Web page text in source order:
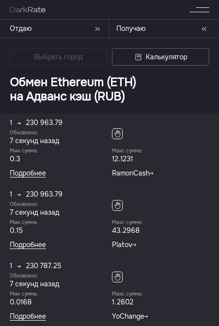
Отдаю Получаю
Выбрать город Калькулятор
Обмен Ethereum (ETH)
на Адванс кэш (RUB)
1 230 963.79
Обновлено:
7 секунд назад
Мин сумма:
0.3
Макс сумма:
12.1231
Подробнее
RamonCash
1 230 963.79
Обновлено:
7 секунд назад
Мин сумма:
0.15
Макс сумма:
43.2968
Подробнее
Platov
1 230 787.25
Обновлено:
7 секунд назад
Мин сумма:
0.0168
Макс сумма:
1.2602
Подробнее
YoChange